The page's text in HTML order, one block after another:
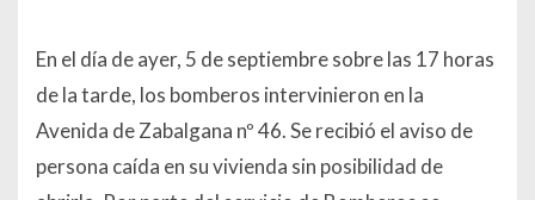
En el día de ayer, 5 de septiembre sobre las 17 horas
de la tarde, los bomberos intervinieron en la
Avenida de Zabalgana nº 46. Se recibió el aviso de
persona caída en su vivienda sin posibilidad de